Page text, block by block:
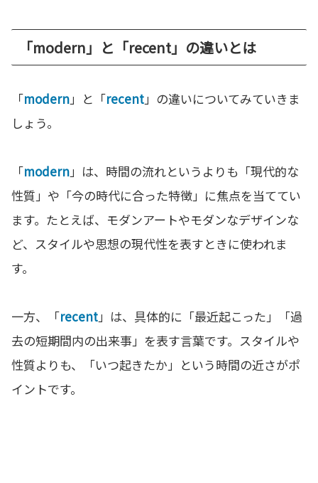
「modern」と「recent」の違いとは
「modern」と「recent」の違いについてみていきま
しょう。
「modern」は、時間の流れというよりも「現代的な
性質」や「今の時代に合った特徴」に焦点を当ててい
ます。たとえば、モダンアートやモダンなデザインな
ど、スタイルや思想の現代性を表すときに使われま
す。
一方、「recent」は、具体的に「最近起こった」「過
去の短期間内の出来事」を表す言葉です。スタイルや
性質よりも、「いつ起きたか」という時間の近さがポ
イントです。